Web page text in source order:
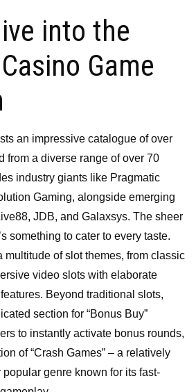
into the
Game
an impressive catalogue of over
from a diverse range of over 70
industry giants like Pragmatic
Gaming, alongside emerging
JDB, and Galaxsys. The sheer
something to cater to every taste.
multitude of slot themes, from classic
video slots with elaborate
Beyond traditional slots,
section for “Bonus Buy”
to instantly activate bonus rounds,
of “Crash Games” – a relatively
genre known for its fast-